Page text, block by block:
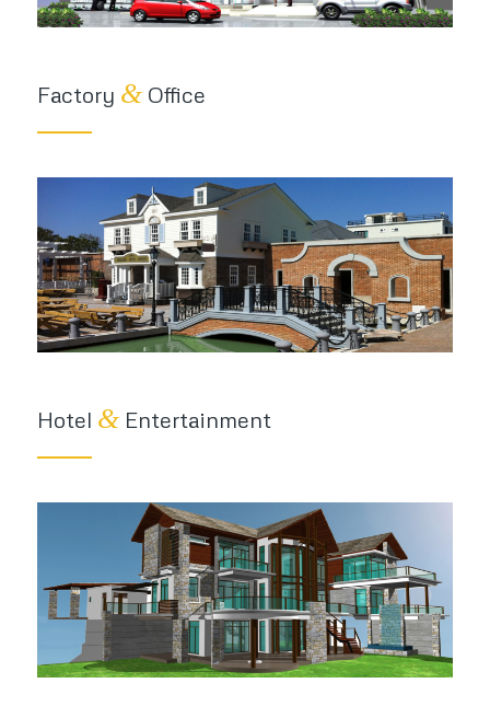
Factory &Office
Hotel &Entertainment